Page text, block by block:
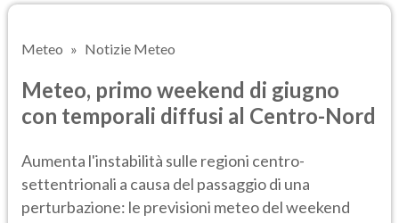
Meteo Notizie Meteo
Meteo, primo weekend di giugno
con temporali diffusi al Centro-Nord
Aumenta l'instabilità sulle regioni centro-
settentrionali a causa del passaggio di una
perturbazione: le previsioni meteo del weekend